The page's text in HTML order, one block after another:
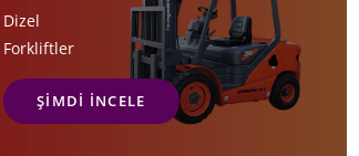
Dizel
Forkliftler
ŞIMDI INCELE